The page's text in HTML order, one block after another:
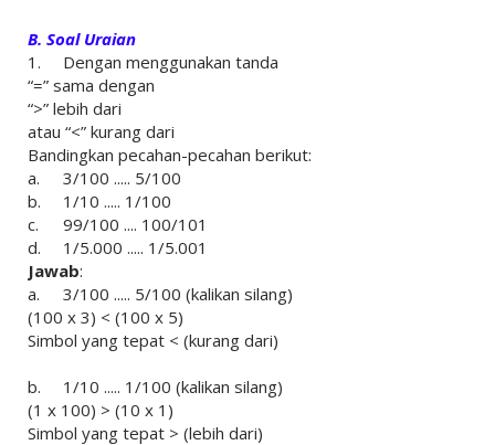
B. Soal Uraian
1.
Dengan menggunakan tanda
“=” sama dengan
“>” lebih dari
atau “<” kurang dari
Bandingkan pecahan-pecahan berikut:
a.
3/100 ..... 5/100
b.
1/10 ..... 1/100
c.
99/100 .... 100/101
d.
1/5.000 ..... 1/5.001
Jawab:
a.
3/100 ..... 5/100 (kalikan silang)
(100 x 3) < (100 x 5)
Simbol yang tepat < (kurang dari)
b.
1/10 ..... 1/100 (kalikan silang)
(1 x 100) > (10 x 1)
Simbol yang tepat > (lebih dari)